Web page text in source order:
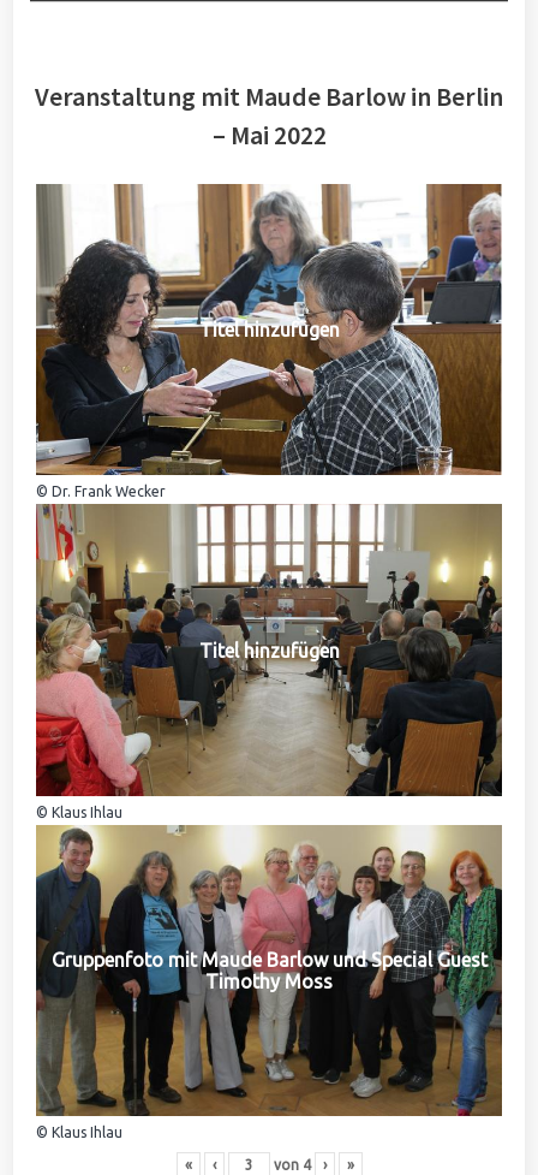
Veranstaltung mit Maude Barlow in Berlin
– Mai 2022
Titel hinzufügen
© Dr. Frank Wecker
Titel hinzufügen
© Klaus Ihlau
Gruppenfoto mit Maude Barlow und Special Guest
Timothy Moss
© Klaus Ihlau
« ‹ von 4 › »